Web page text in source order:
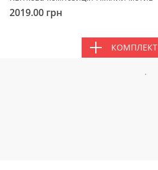
2019.00 грн
КОМПЛЕКТ